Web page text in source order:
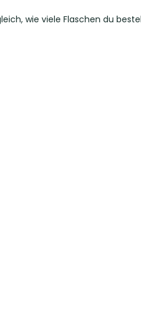
wie viele Flaschen du